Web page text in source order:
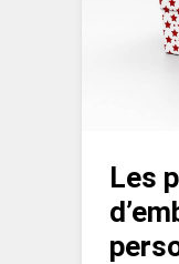
Les